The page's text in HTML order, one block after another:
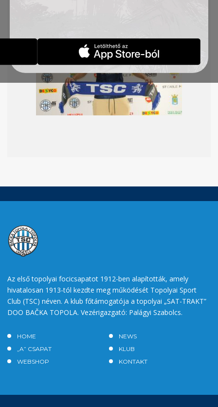
Az első topolyai focicsapatot 1912-ben alapították, amely
hivatalosan 1913-tól kezdte meg működését Topolyai Sport
Club (TSC) néven. A klub főtámogatója a topolyai „SAT-TRAKT”
DOO BAČKA TOPOLA. Vezérigazgató: Palágyi Szabolcs.
HOME
NEWS
„A” CSAPAT
KLUB
WEBSHOP
KONTAKT